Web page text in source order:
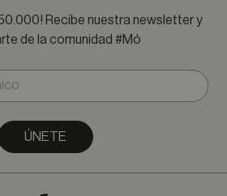
Recibe nuestra newsletter y
de la comunidad #Mó
ÚNETE